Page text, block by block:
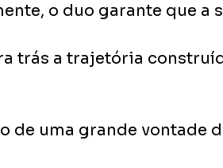
o duo garante que a
trás a trajetória
de uma grande vontade